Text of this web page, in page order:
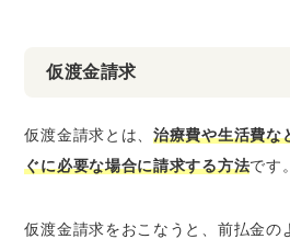
仮渡金請求
仮渡金請求とは、治療費や生活費な
ぐに必要な場合に請求する方法です。
仮渡金請求をおこなうと、前払金の